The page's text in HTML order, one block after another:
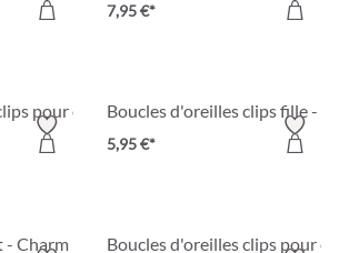
7,95 €*
pour enfant - Sweet Hug
Boucles d'oreilles clips fille -
5,95 €*
Charm Fun Boucles d'oreilles clips pour